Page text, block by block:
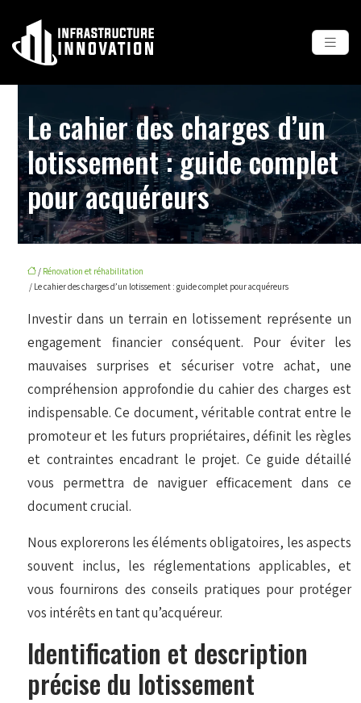
Le cahier des charges d’un
lotissement : guide complet
pour acquéreurs
/ Rénovation et réhabilitation
/ Le cahier des charges d’un lotissement : guide complet pour acquéreurs
Investir dans un terrain en lotissement représente un
engagement financier conséquent. Pour éviter les
mauvaises surprises et sécuriser votre achat, une
compréhension approfondie du cahier des charges est
indispensable. Ce document, véritable contrat entre le
promoteur et les futurs propriétaires, définit les règles
et contraintes encadrant le projet. Ce guide détaillé
vous permettra de naviguer efficacement dans ce
document crucial.
Nous explorerons les éléments obligatoires, les aspects
souvent inclus, les réglementations applicables, et
vous fournirons des conseils pratiques pour protéger
vos intérêts en tant qu’acquéreur.
Identification et description
précise du lotissement